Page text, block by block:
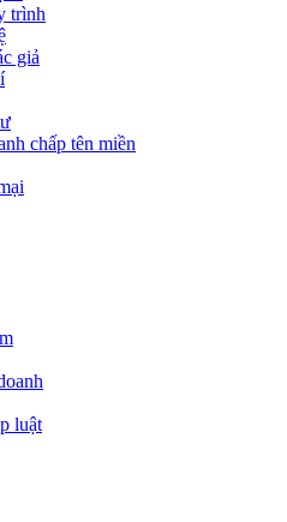
trình
giả
chấp tên miền
luật